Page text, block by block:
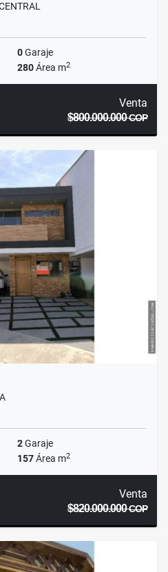
0Garaje
280Área m2
Venta
$800.000.000COP
2Garaje
157Área m2
Venta
$820.000.000COP